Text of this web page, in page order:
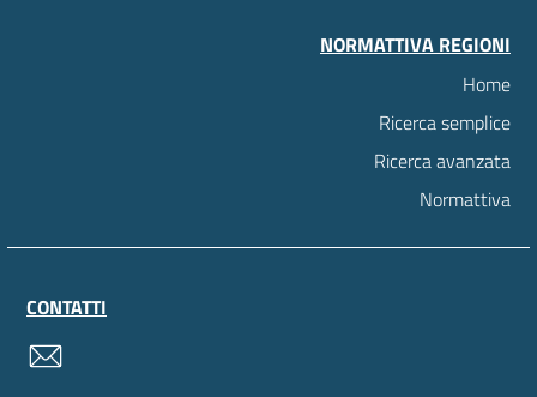
NORMATTIVA REGIONI
Home
Ricerca semplice
Ricerca avanzata
Normattiva
CONTATTI